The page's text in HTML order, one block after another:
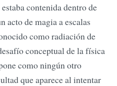
contenida dentro de
acto de magia a escalas
como radiación de
conceptual de la física
como ningún otro
que aparece al intentar